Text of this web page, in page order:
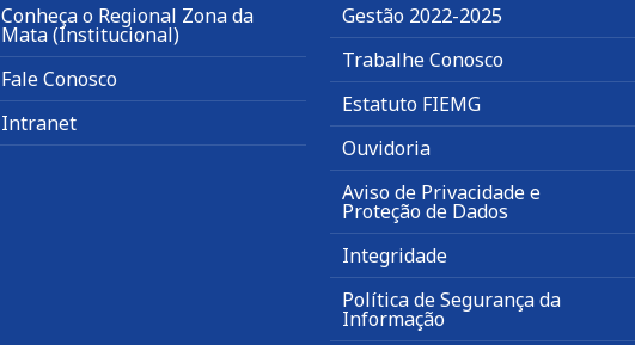
Conheça o Regional Zona da
Mata (Institucional)
Fale Conosco
Intranet
Gestão 2022-2025
Trabalhe Conosco
Estatuto FIEMG
Ouvidoria
Aviso de Privacidade e
Proteção de Dados
Integridade
Política de Segurança da
Informação